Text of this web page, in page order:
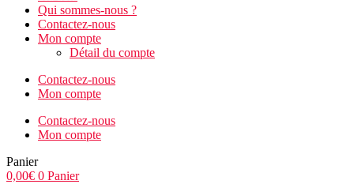
Qui sommes-nous ?
Contactez-nous
Mon compte
Détail du compte
Contactez-nous
Mon compte
Contactez-nous
Mon compte
Panier
0,00€ 0 Panier